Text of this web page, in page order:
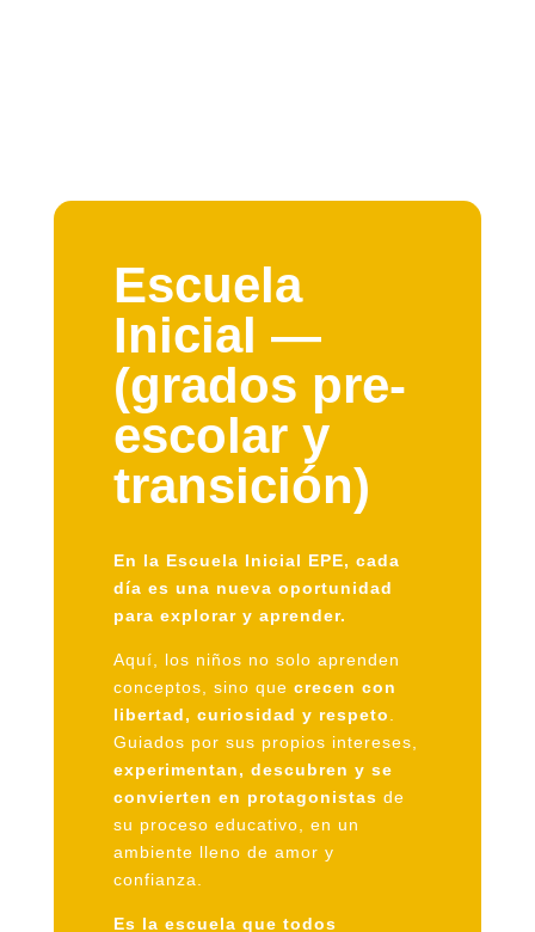
Escuela
Inicial —
(grados pre-
escolar y
transición)
En la Escuela Inicial EPE, cada
día es una nueva oportunidad
para explorar y aprender.
Aquí, los niños no solo aprenden
conceptos, sino que crecen con
libertad, curiosidad y respeto
Guiados por sus propios intereses,
experimentan, descubren y se
convierten en protagonistas de
su proceso educativo, en un
ambiente lleno de amor y
confianza.
Es la escuela que todos